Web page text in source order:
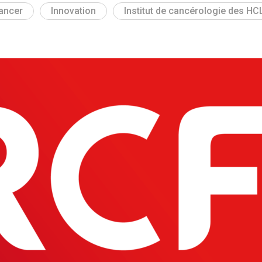
Innovation Institut de cancérologie des